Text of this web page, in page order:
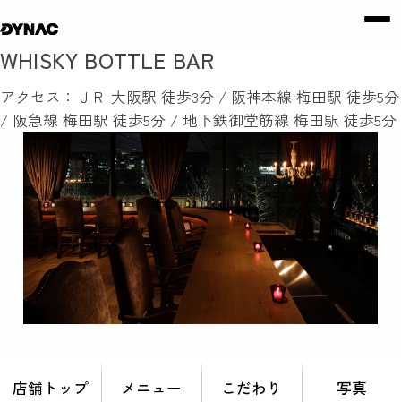
WHISKY BOTTLE BAR
アクセス：ＪＲ 大阪駅 徒歩3分 / 阪神本線 梅田駅 徒歩5分
/ 阪急線 梅田駅 徒歩5分 / 地下鉄御堂筋線 梅田駅 徒歩5分
店舗トップ メニュー こだわり 写真